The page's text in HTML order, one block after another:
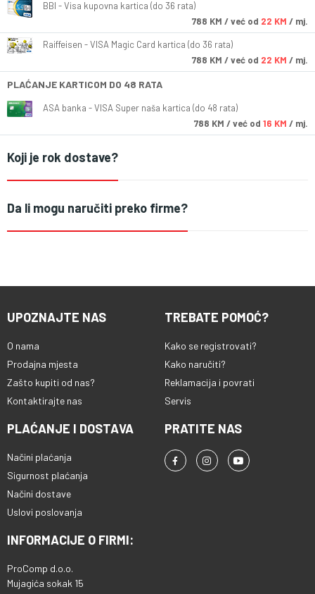
BBI - Visa kupovna kartica (do 36 rata)
788 KM / već od 22 KM / mj.
Raiffeisen - VISA Magic Card kartica (do 36 rata)
788 KM / već od 22 KM / mj.
PLAĆANJE KARTICOM DO 48 RATA
ASA banka - VISA Super naša kartica (do 48 rata)
788 KM / već od 16 KM / mj.
Koji je rok dostave?
Da li mogu naručiti preko firme?
UPOZNAJTE NAS
O nama
Prodajna mjesta
Zašto kupiti od nas?
Kontaktirajte nas
TREBATE POMOĆ?
Kako se registrovati?
Kako naručiti?
Reklamacija i povrati
Servis
PLAĆANJE I DOSTAVA
Načini plaćanja
Sigurnost plaćanja
Načini dostave
Uslovi poslovanja
PRATITE NAS
INFORMACIJE O FIRMI:
ProComp d.o.o.
Mujagića sokak 15